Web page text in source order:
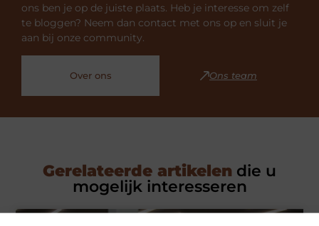
ons ben je op de juiste plaats. Heb je interesse om zelf
te bloggen? Neem dan contact met ons op en sluit je
aan bij onze community.
Over ons Ons team
Gerelateerde artikelen die u
mogelijk interesseren